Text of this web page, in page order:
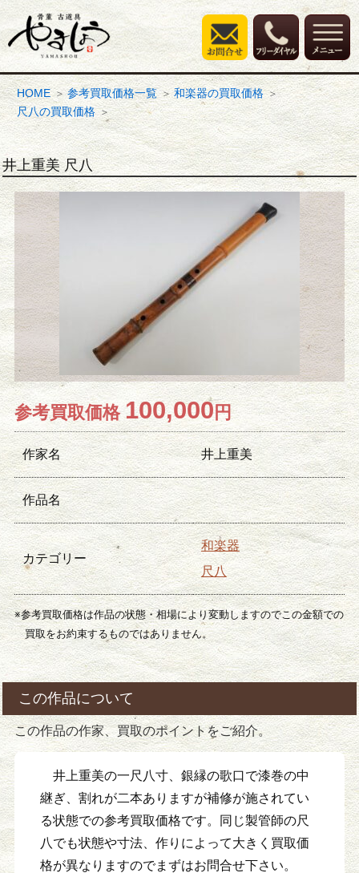
HOME 参考買取価格一覧
和楽器の買取価格
尺八の買取価格
井上重美 尺八
参考買取価格100,000円
作家名 井上重美
作品名
カテゴリー
和楽器
尺八
※参考買取価格は作品の状態・相場により変動しますのでこの金額での
買取をお約束するものではありません。
この作品について
この作品の作家、買取のポイントをご紹介。
井上重美の一尺八寸、銀縁の歌口で漆巻の中
継ぎ、割れが二本ありますが補修が施されてい
る状態での参考買取価格です。同じ製管師の尺
八でも状態や寸法、作りによって大きく買取価
格が異なりますのでまずはお問合せ下さい。